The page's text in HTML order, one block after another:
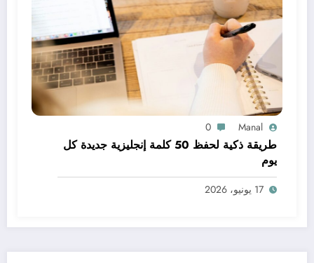
Manal
0
طريقة ذكية لحفظ 50 كلمة إنجليزية جديدة كل
يوم
17 يونيو، 2026